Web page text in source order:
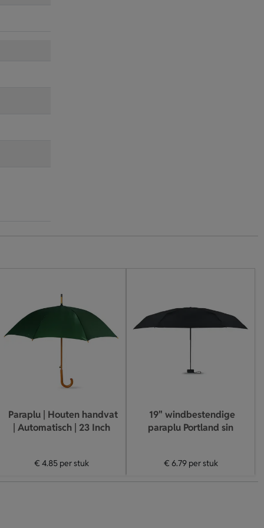
Paraplu | Houten handvat
| Automatisch | 23 Inch
€ 4.85 per stuk
19" windbestendige
paraplu Portland sin
€ 6.79per stuk